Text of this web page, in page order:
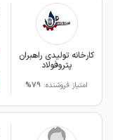
کارخانه تولیدی راهبران
پتروفولاد
امتیاز فروشنده: 79%